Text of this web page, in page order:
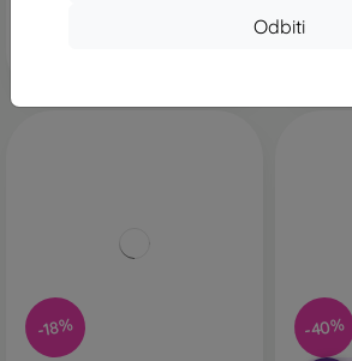
Odbiti
-18% -40%